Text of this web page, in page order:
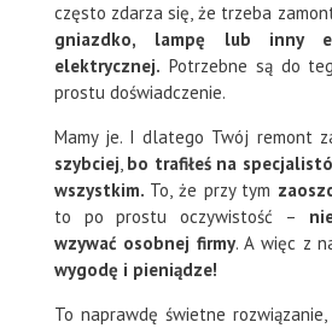
często zdarza się, że trzeba
gniazdko, lampę lub inny
elektrycznej. Potrzebne są do
prostu doświadczenie.
Mamy je. I dlatego Twój remont
szybciej, bo trafiłeś na
wszystkim. To, że przy tym
to po prostu oczywistość –
wzywać osobnej firmy. A więc z
wygodę i pieniądze!
To naprawdę świetne rozwiązanie,